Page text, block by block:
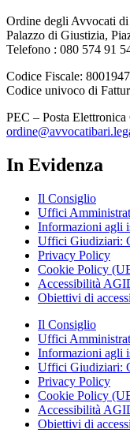
Ordine degli Avvocati
Palazzo di Giustizia,
Telefono : 080 574 91
Codice Fiscale:
Codice univoco di
PEC – Posta Elettronica
In Evidenza
Il Consiglio
Uffici
Informazioni agli
Uffici Giudiziari:
Privacy Policy
Cookie Policy
Accessibilità
Obiettivi di
Il Consiglio
Uffici
Informazioni agli
Uffici Giudiziari:
Privacy Policy
Cookie Policy
Accessibilità
Obiettivi di